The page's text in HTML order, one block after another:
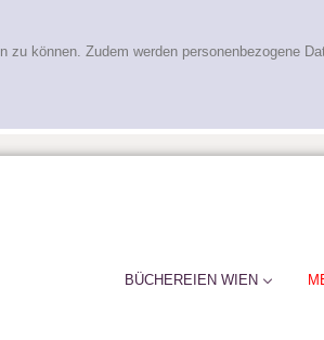
können. Zudem werden personenbezogene
BÜCHEREIEN WIEN